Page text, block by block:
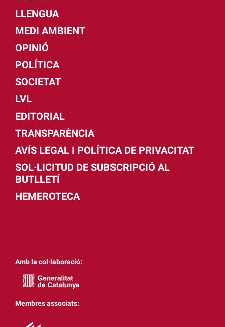
LLENGUA
MEDI AMBIENT
OPINIÓ
POLÍTICA
SOCIETAT
LVL
EDITORIAL
TRANSPARÈNCIA
AVÍS LEGAL I POLÍTICA DE PRIVACITAT
SOL·LICITUD DE SUBSCRIPCIÓ AL
BUTLLETÍ
HEMEROTECA
Amb la col·laboració:
Membres associats: